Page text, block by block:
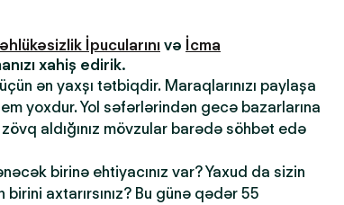
İpucularını və İcma
xahiş edirik.
ən yaxşı tətbiqdir. Maraqlarınızı paylaşa
yoxdur. Yol səfərlərindən gecə bazarlarına
aldığınız mövzular barədə söhbət edə
birinə ehtiyacınız var? Yaxud da sizin
axtarırsınız? Bu günə qədər 55